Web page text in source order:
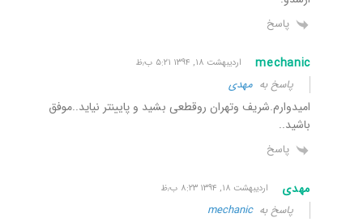
پاسخ
mechanic اردیبهشت ۱۸, ۱۳۹۴ ۵:۲۱ ب٫ظ
پاسخ به مهدی
امیدوارم.شریف وتهران روقطعی بشید و پایینتر نیاید..موفق
باشید..
پاسخ
مهدی اردیبهشت ۱۸, ۱۳۹۴ ۸:۲۳ ب٫ظ
پاسخ بهmechanic